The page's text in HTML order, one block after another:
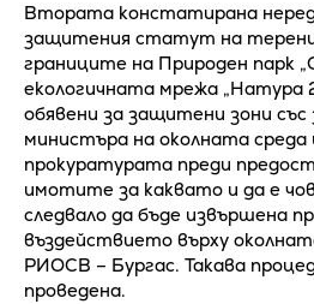
Втората констатирана
защитения статут на
границите на Природен парк
екологичната мрежа „Натура
обявени за защитени зони със
министъра на околната
прокуратурата преди
имотите за каквато и да е
следвало да бъде извършена
въздействието върху
РИОСВ – Бургас. Такава
проведена.